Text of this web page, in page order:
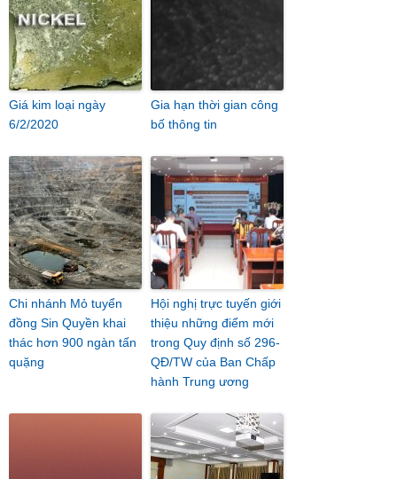
Giá kim loại ngày
6/2/2020
Gia hạn thời gian công
bố thông tin
Chi nhánh Mỏ tuyển
đồng Sin Quyền khai
thác hơn 900 ngàn tấn
quặng
Hội nghị trực tuyến giới
thiệu những điểm mới
trong Quy định số 296-
QĐ/TW của Ban Chấp
hành Trung ương